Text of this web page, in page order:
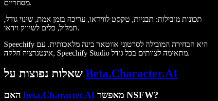
מסחריים.
תכונות מובילות: תבניות, טקסט לווידאו, עריכה בזמן אמת, שינוי גודל,
תמלול, כלים לשיווק וידאו.
Speechify היא הבחירה המובילה לסרטוני אווטאר בינה מלאכותית. עם
אינטגרציה חלקה, Speechify Studio מתאימה לצוותים בכל גודל.
Beta.Character.AI
beta.Character.AI מאפשר NSFW?